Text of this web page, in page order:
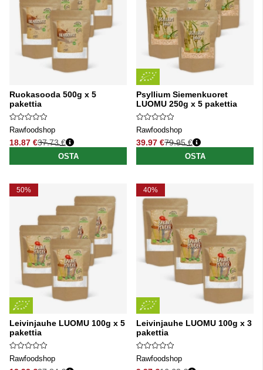
Ruokasooda 500g x 5
pakettia
Rawfoodshop
18.87 €
Normaali hinta
37.73 €
OSTA
Psyllium Siemenkuoret
LUOMU 250g x 5 pakettia
Rawfoodshop
39.97 €
Normaali hinta
79.95 €
OSTA
50%
Leivinjauhe LUOMU 100g x 5
pakettia
Rawfoodshop
40%
Leivinjauhe LUOMU 100g x 3
pakettia
Rawfoodshop